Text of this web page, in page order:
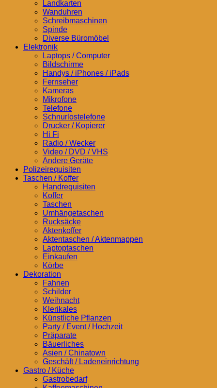
Landkarten
Wanduhren
Schreibmaschinen
Spinde
Diverse Büromöbel
Elektronik
Laptops / Computer
Bildschirme
Handys / iPhones / iPads
Fernseher
Kameras
Mikrofone
Telefone
Schnurlostelefone
Drucker / Kopierer
Hi Fi
Radio / Wecker
Video / DVD / VHS
Andere Geräte
Polizeirequisiten
Taschen / Koffer
Handrequisiten
Koffer
Taschen
Umhängetaschen
Rucksäcke
Aktenkoffer
Aktentaschen / Aktenmappen
Laptoptaschen
Einkaufen
Körbe
Dekoration
Fahnen
Schilder
Weihnacht
Klerikales
Künstliche Pflanzen
Party / Event / Hochzeit
Präparate
Bäuerliches
Asien / Chinatown
Geschäft / Ladeneinrichtung
Gastro / Küche
Gastrobedarf